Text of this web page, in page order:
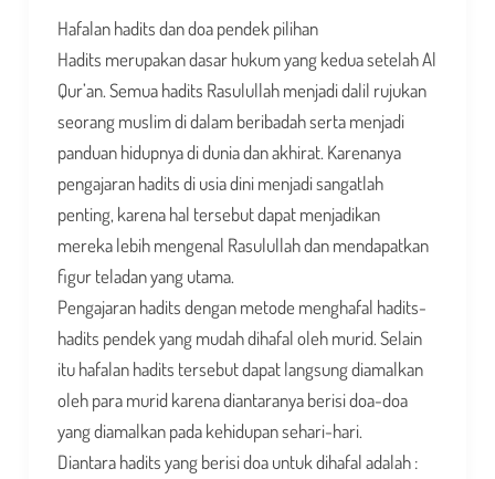
Hafalan hadits dan doa pendek pilihan
Hadits merupakan dasar hukum yang kedua setelah Al
Qur’an. Semua hadits Rasulullah menjadi dalil rujukan
seorang muslim di dalam beribadah serta menjadi
panduan hidupnya di dunia dan akhirat. Karenanya
pengajaran hadits di usia dini menjadi sangatlah
penting, karena hal tersebut dapat menjadikan
mereka lebih mengenal Rasulullah dan mendapatkan
figur teladan yang utama.
Pengajaran hadits dengan metode menghafal hadits-
hadits pendek yang mudah dihafal oleh murid. Selain
itu hafalan hadits tersebut dapat langsung diamalkan
oleh para murid karena diantaranya berisi doa-doa
yang diamalkan pada kehidupan sehari-hari.
Diantara hadits yang berisi doa untuk dihafal adalah :